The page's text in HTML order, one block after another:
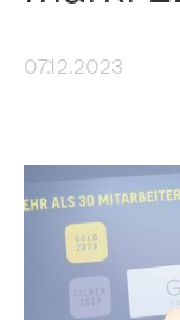
07.12.2023